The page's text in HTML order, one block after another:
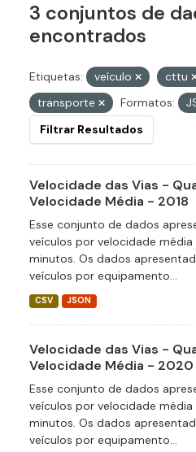
3 conjuntos de
encontrados
Etiquetas: veículo cttu
transporte
Formatos:
Filtrar Resultados
Velocidade das Vias -
Velocidade Média - 2018
Esse conjunto de dados
veículos por velocidade média
minutos. Os dados
veículos por equipamento...
CSV JSON
Velocidade das Vias -
Velocidade Média - 2020
Esse conjunto de dados
veículos por velocidade média
minutos. Os dados
veículos por equipamento...